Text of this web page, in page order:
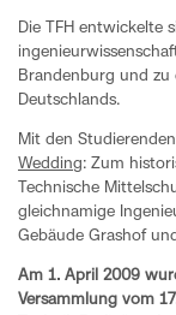
Die TFH entwickelte
Brandenburg und zu
Deutschlands.
Mit den
Wedding: Zum
Technische
gleichnamige
Gebäude Grashof
Am 1. April 2009
Versammlung vom